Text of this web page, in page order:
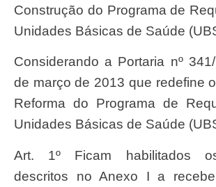
Construção do Programa de
Unidades Básicas de Saúde
Considerando a Portaria nº 341/GM/MS, de 4
de março de 2013 que redefine
Reforma do Programa de
Unidades Básicas de Saúde
Art. 1º Ficam habilitados os Municípios
descritos no Anexo I a